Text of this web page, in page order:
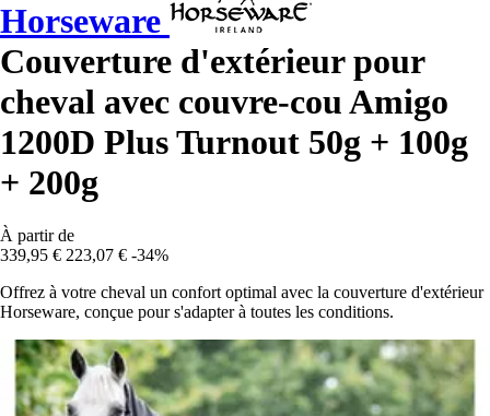
Horseware
Couverture d'extérieur pour
cheval avec couvre-cou Amigo
1200D Plus Turnout 50g + 100g
+ 200g
À partir de
339,95 € 223,07 € -34%
Offrez à votre cheval un confort optimal avec la couverture d'extérieur
Horseware, conçue pour s'adapter à toutes les conditions.